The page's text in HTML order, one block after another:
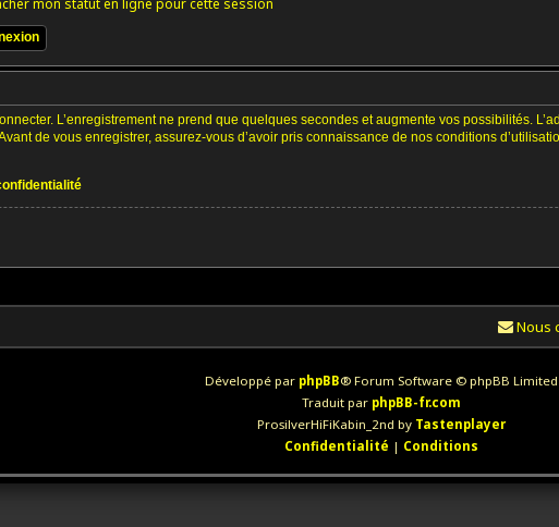
mon statut en ligne pour cette session
L’enregistrement ne prend que quelques secondes et augmente vos possibilités.
de vous enregistrer, assurez-vous d’avoir pris connaissance de nos conditions
Nous
Développé par phpBB® Forum Software © phpBB Limited
Traduit par phpBB-fr.com
ProsilverHiFiKabin_2nd by Tastenplayer
Confidentialité | Conditions